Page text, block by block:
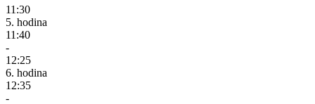
11:30
5. hodina
11:40
-
12:25
6. hodina
12:35
-